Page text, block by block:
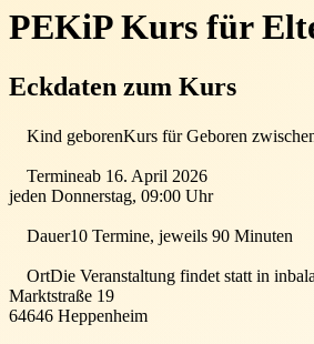
PEKiP Kurs für
Eckdaten zum Kurs
Kind geborenKurs für Geboren
Termineab 16. April 2026
jeden Donnerstag, 09:00 Uhr
Dauer10 Termine, jeweils 90 Minuten
OrtDie Veranstaltung findet statt in
Marktstraße 19
64646 Heppenheim